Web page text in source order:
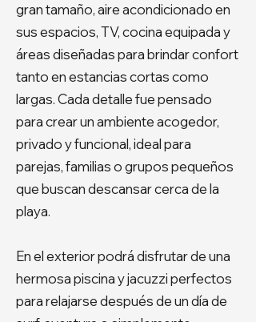
gran tamaño, aire acondicionado en
sus espacios, TV, cocina equipada y
áreas diseñadas para brindar confort
tanto en estancias cortas como
largas. Cada detalle fue pensado
para crear un ambiente acogedor,
privado y funcional, ideal para
parejas, familias o grupos pequeños
que buscan descansar cerca de la
playa.
En el exterior podrá disfrutar de una
hermosa piscina y jacuzzi perfectos
para relajarse después de un día de